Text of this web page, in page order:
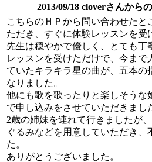
2013/09/18 cloverさんから
こちらのＨＰから問い合わせたと
ただき、すぐに体験レッスンを受
先生は穏やかで優しく、とても丁
レッスンを受けただけで、今まで
ていたキラキラ星の曲が、五本の
なりました。
他にも歌を歌ったりと楽しそうな
で申し込みをさせていただきまし
2歳の姉妹を連れて行きましたが
ぐるみなどを用意していただき、
た。
ありがとうございました。